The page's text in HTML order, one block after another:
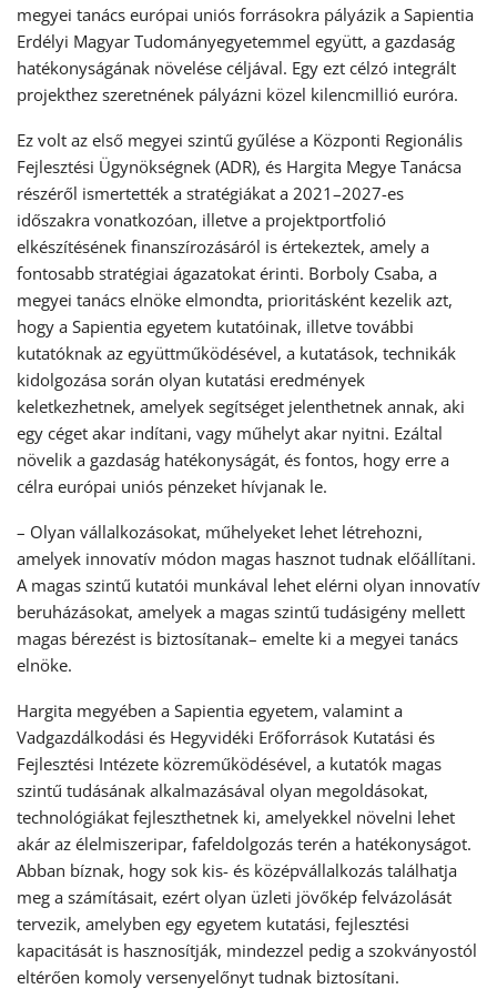
megyei tanács európai uniós forrásokra pályázik a Sapientia
Erdélyi Magyar Tudományegyetemmel együtt, a gazdaság
hatékonyságának növelése céljával. Egy ezt célzó integrált
projekthez szeretnének pályázni közel kilencmillió euróra.
Ez volt az első megyei szintű gyűlése a Központi Regionális
Fejlesztési Ügynökségnek (ADR), és Hargita Megye Tanácsa
részéről ismertették a stratégiákat a 2021–2027-es
időszakra vonatkozóan, illetve a projektportfolió
elkészítésének finanszírozásáról is értekeztek, amely a
fontosabb stratégiai ágazatokat érinti. Borboly Csaba, a
megyei tanács elnöke elmondta, prioritásként kezelik azt,
hogy a Sapientia egyetem kutatóinak, illetve további
kutatóknak az együttműködésével, a kutatások, technikák
kidolgozása során olyan kutatási eredmények
keletkezhetnek, amelyek segítséget jelenthetnek annak, aki
egy céget akar indítani, vagy műhelyt akar nyitni. Ezáltal
növelik a gazdaság hatékonyságát, és fontos, hogy erre a
célra európai uniós pénzeket hívjanak le.
– Olyan vállalkozásokat, műhelyeket lehet létrehozni,
amelyek innovatív módon magas hasznot tudnak előállítani.
A magas szintű kutatói munkával lehet elérni olyan innovatív
beruházásokat, amelyek a magas szintű tudásigény mellett
magas bérezést is biztosítanak– emelte ki a megyei tanács
elnöke.
Hargita megyében a Sapientia egyetem, valamint a
Vadgazdálkodási és Hegyvidéki Erőforrások Kutatási és
Fejlesztési Intézete közreműködésével, a kutatók magas
szintű tudásának alkalmazásával olyan megoldásokat,
technológiákat fejleszthetnek ki, amelyekkel növelni lehet
akár az élelmiszeripar, fafeldolgozás terén a hatékonyságot.
Abban bíznak, hogy sok kis- és középvállalkozás találhatja
meg a számításait, ezért olyan üzleti jövőkép felvázolását
tervezik, amelyben egy egyetem kutatási, fejlesztési
kapacitását is hasznosítják, mindezzel pedig a szokványostól
eltérően komoly versenyelőnyt tudnak biztosítani.